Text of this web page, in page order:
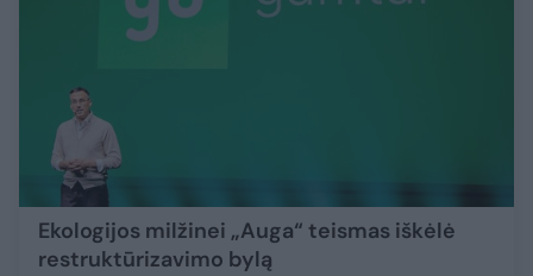
Ekologijos milžinei „Auga“ teismas iškėlė
restruktūrizavimo bylą